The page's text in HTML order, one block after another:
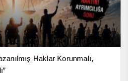
Haklar Korunmalı,